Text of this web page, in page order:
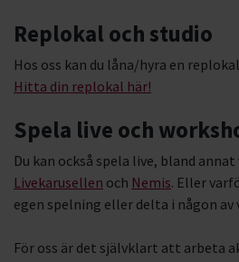
Studiecirkel i musik
Studiefrämjandet Music Camp
Studios & replokaler
Sång och körsång
Replokal och studio
Hos oss kan du låna/hyra en
Hitta din replokal här!
Spela live och
Du kan också spela live, bland annat
Livekarusellen och Nemis. Eller
egen spelning eller delta i någon av
För oss är det självklart att arbeta